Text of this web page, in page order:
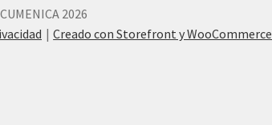
2026
Creado con Storefront y WooCommerce